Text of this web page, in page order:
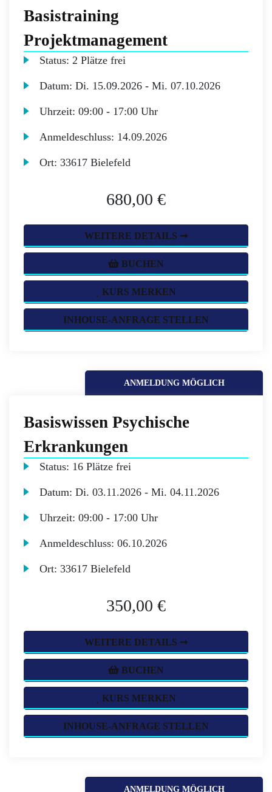
Basistraining
Projektmanagement
Status:2 Plätze frei
Datum:Di. 15.09.2026 -Mi. 07.10.2026
Uhrzeit:09:00 - 17:00 Uhr
Anmeldeschluss: 14.09.2026
Ort:33617 Bielefeld
680,00 €
WEITERE DETAILS ➞
BUCHEN
KURS MERKEN
INHOUSE-ANFRAGE STELLEN
ANMELDUNG MÖGLICH
Basiswissen Psychische
Erkrankungen
Status: 16 Plätze frei
Datum:Di. 03.11.2026 -Mi. 04.11.2026
Uhrzeit:09:00 - 17:00 Uhr
Anmeldeschluss:06.10.2026
Ort:33617 Bielefeld
350,00 €
WEITERE DETAILS ➞
BUCHEN
KURS MERKEN
INHOUSE-ANFRAGE STELLEN
ANMELDUNG MÖGLICH